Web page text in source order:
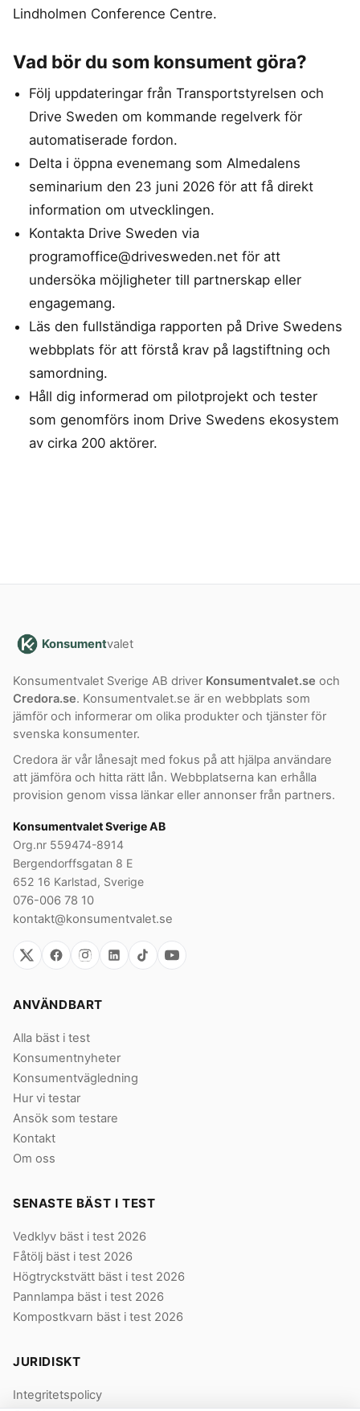
Lindholmen Conference Centre.
Vad bör du som konsument göra?
Följ uppdateringar från Transportstyrelsen och
Drive Sweden om kommande regelverk för
automatiserade fordon.
Delta i öppna evenemang som Almedalens
seminarium den 23 juni 2026 för att få direkt
information om utvecklingen.
Kontakta Drive Sweden via
programoffice@drivesweden.net för att
undersöka möjligheter till partnerskap eller
engagemang.
Läs den fullständiga rapporten på Drive Swedens
webbplats för att förstå krav på lagstiftning och
samordning.
Håll dig informerad om pilotprojekt och tester
som genomförs inom Drive Swedens ekosystem
av cirka 200 aktörer.
Konsumentvalet
Konsumentvalet Sverige AB driver Konsumentvalet.se och
Credora.se. Konsumentvalet.se är en webbplats som
jämför och informerar om olika produkter och tjänster för
svenska konsumenter.
Credora är vår lånesajt med fokus på att hjälpa användare
att jämföra och hitta rätt lån. Webbplatserna kan erhålla
provision genom vissa länkar eller annonser från partners.
Konsumentvalet Sverige AB
Org.nr 559474-8914
Bergendorffsgatan 8 E
652 16 Karlstad, Sverige
076-006 78 10
kontakt@konsumentvalet.se
ANVÄNDBART
Alla bäst i test
Konsumentnyheter
Konsumentvägledning
Hur vi testar
Ansök som testare
Kontakt
Om oss
SENASTE BÄST I TEST
Vedklyv bäst i test 2026
Fåtölj bäst i test 2026
Högtryckstvätt bäst i test 2026
Pannlampa bäst i test 2026
Kompostkvarn bäst i test 2026
JURIDISKT
Integritetspolicy